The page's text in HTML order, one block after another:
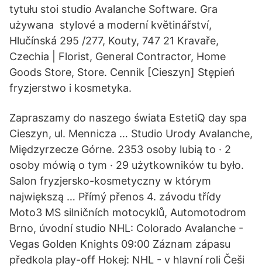
tytułu stoi studio Avalanche Software. Gra
używana stylové a moderní květinářství,
Hlučínská 295 /277, Kouty, 747 21 Kravaře,
Czechia | Florist, General Contractor, Home
Goods Store, Store. Cennik [Cieszyn] Stępień
fryzjerstwo i kosmetyka.
Zapraszamy do naszego świata EstetiQ day spa
Cieszyn, ul. Mennicza … Studio Urody Avalanche,
Międzyrzecze Górne. 2353 osoby lubią to · 2
osoby mówią o tym · 29 użytkowników tu było.
Salon fryzjersko-kosmetyczny w którym
największą … Přímý přenos 4. závodu třídy
Moto3 MS silničních motocyklů, Automotodrom
Brno, úvodní studio NHL: Colorado Avalanche -
Vegas Golden Knights 09:00 Záznam zápasu
předkola play-off Hokej: NHL - v hlavní roli Češi